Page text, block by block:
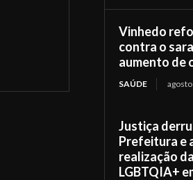
Vinhedo
contra o
aumento de
SAÚDE
Justiça
Prefeitura e
realização
LGBTQIA+